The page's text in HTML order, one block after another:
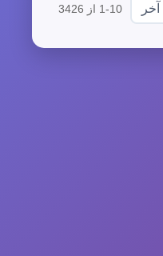
آخر 1-10 از 3426